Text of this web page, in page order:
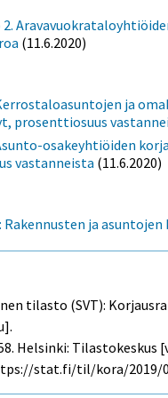
(11.6.2020)
ja
prosenttiosuus
osakeyhtiöiden
vastanneista (11.6.2020)
Rakennusten ja
tilasto (SVT):
Helsinki: Tilastokeskus
stat.fi/til/kora/2019/